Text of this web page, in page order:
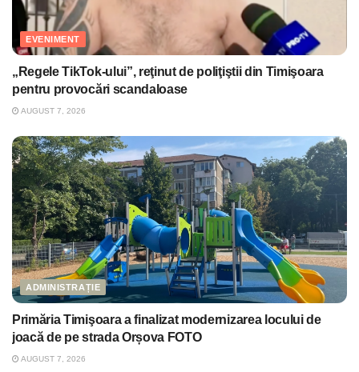
EVENIMENT
„Regele TikTok-ului”, reţinut de poliţiştii din Timişoara
pentru provocări scandaloase
AUGUST 7, 2026
ADMINISTRAȚIE
Primăria Timişoara a finalizat modernizarea locului de
joacă de pe strada Orșova FOTO
AUGUST 7, 2026